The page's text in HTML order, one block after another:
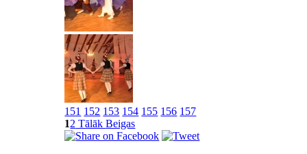
151 152 153 154 155 156 157
12 TālākBeigas